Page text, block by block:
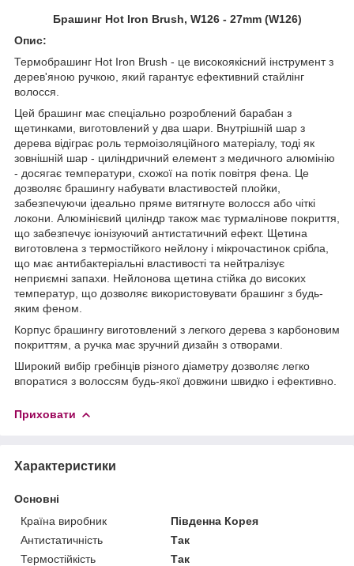
Брашинг Hot Iron Brush, W126 - 27mm (W126)
Опис:
Термобрашинг Hot Iron Brush - це високоякісний інструмент з
дерев'яною ручкою, який гарантує ефективний стайлінг
волосся.
Цей брашинг має спеціально розроблений барабан з
щетинками, виготовлений у два шари. Внутрішній шар з
дерева відіграє роль термоізоляційного матеріалу, тоді як
зовнішній шар - циліндричний елемент з медичного алюмінію
- досягає температури, схожої на потік повітря фена. Це
дозволяє брашингу набувати властивостей плойки,
забезпечуючи ідеально пряме витягнуте волосся або чіткі
локони. Алюмінієвий циліндр також має турмалінове покриття,
що забезпечує іонізуючий антистатичний ефект. Щетина
виготовлена з термостійкого нейлону і мікрочастинок срібла,
що має антибактеріальні властивості та нейтралізує
неприємні запахи. Нейлонова щетина стійка до високих
температур, що дозволяє використовувати брашинг з будь-
яким феном.
Корпус брашингу виготовлений з легкого дерева з карбоновим
покриттям, а ручка має зручний дизайн з отворами.
Широкий вибір гребінців різного діаметру дозволяє легко
впоратися з волоссям будь-якої довжини швидко і ефективно.
Приховати
Характеристики
Основні
Країна виробник
Південна Корея
Антистатичність
Так
Термостійкість
Так